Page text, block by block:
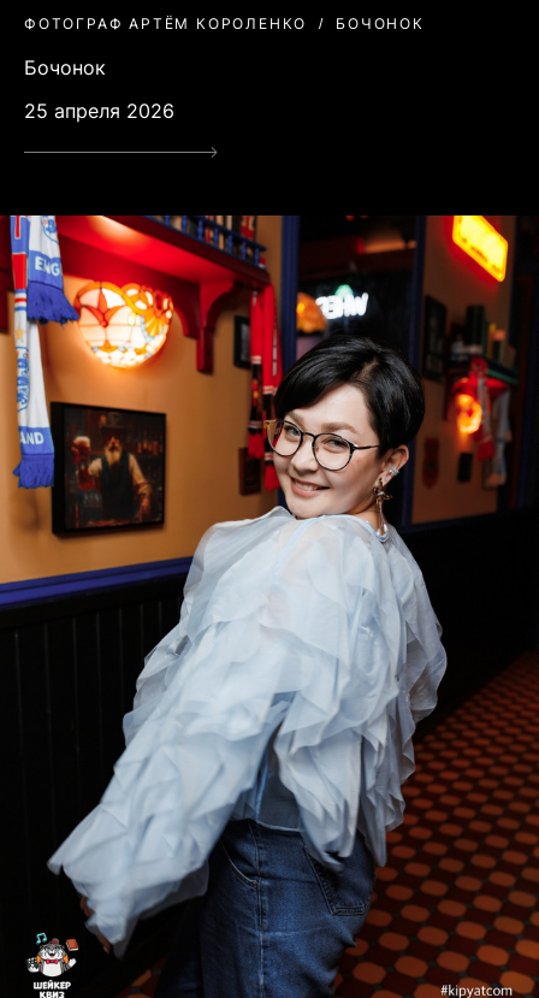
ФОТОГРАФ АРТЁМ КОРОЛЕНКО БОЧОНОК
Бочонок
25 апреля 2026